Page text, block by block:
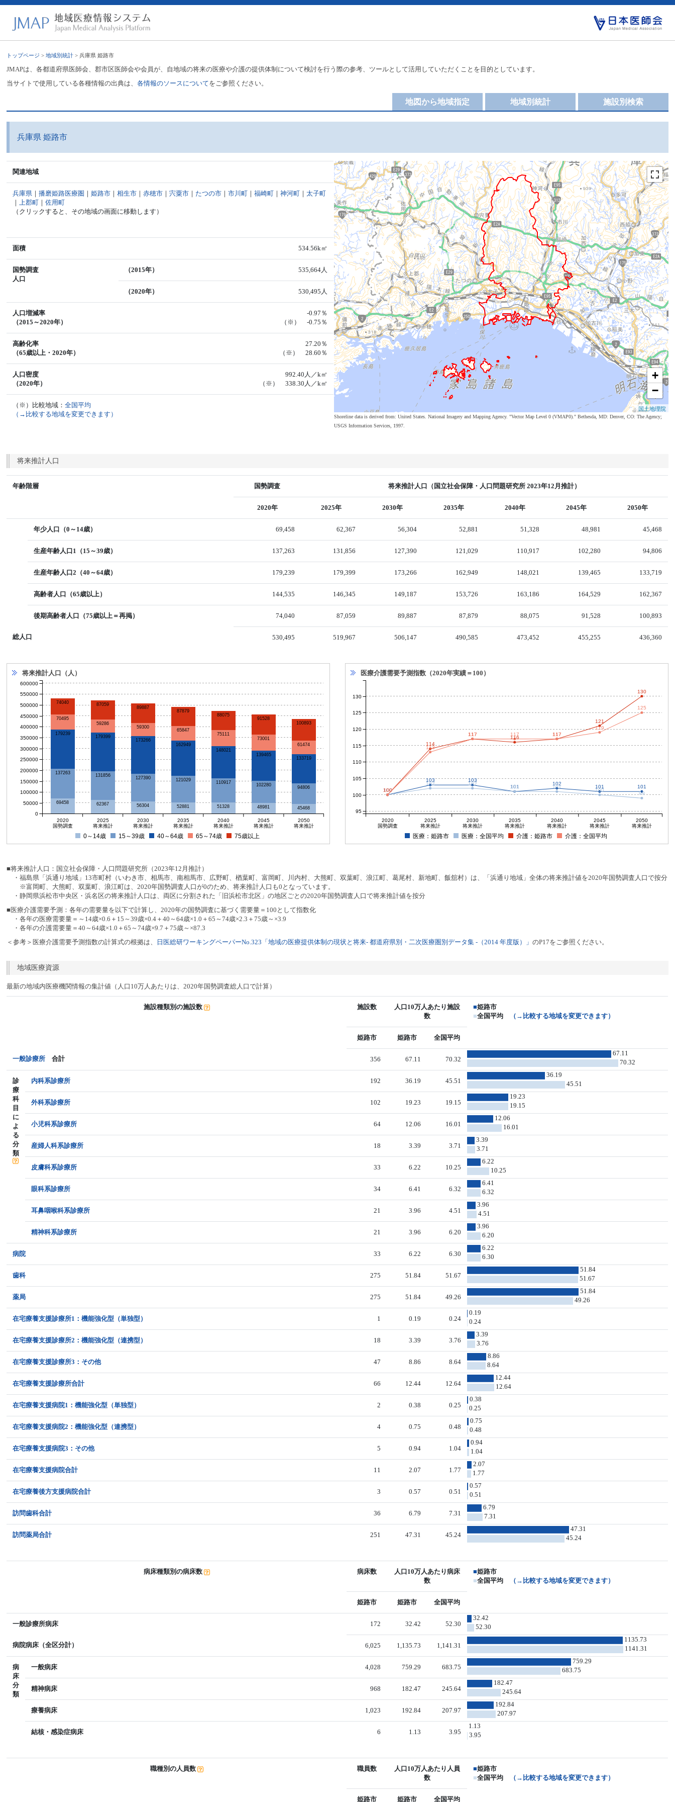
トップページ >地域別統計 > 兵庫県 姫路市
JMAPは、各都道府県医師会、郡市区医師会や会員が、自地域の将来の医療や介護の提供体制について検討を行う際の参考、ツールとして活用していただくことを目的としています。
当サイトで使用している各種情報の出典は、各情報のソースについてをご参照ください。
施設別検索
地域別統計
地図から地域指定
兵庫県 姫路市
関連地域
兵庫県 ｜播磨姫路医療圏 ｜姫路市 ｜相生市 ｜赤穂市 ｜宍粟市 ｜ たつの市 ｜市川町 ｜福崎町 ｜神河町 ｜太子町
｜上郡町 ｜佐用町
（クリックすると、その地域の画面に移動します）
面積 534.56k㎡
国勢調査
人口
（2015年） 535,664人
（2020年） 530,495人
人口増減率
（2015～2020年）
-0.97％
（※） -0.75％
高齢化率
（65歳以上・2020年）
27.20％
（※） 28.60％
人口密度
（2020年）
992.40人／k㎡
（※） 338.30人／k㎡
（※）比較地域：全国平均
（→比較する地域を変更できます）
+
−
国土地理院
Shoreline data is derived from: United States. National Imagery and Mapping Agency. "Vector Map Level 0 (VMAP0)." Bethesda, MD: Denver, CO: The Agency;
USGS Information Services, 1997.
将来推計人口
年齢階層 国勢調査 将来推計人口（国立社会保障・人口問題研究所 2023年12月推計）
2020年 2025年 2030年 2035年 2040年 2045年 2050年
年少人口（0～14歳） 69,458 62,367 56,304 52,881 51,328 48,981 45,468
生産年齢人口1（15～39歳） 137,263 131,856 127,390 121,029 110,917 102,280 94,806
生産年齢人口2（40～64歳） 179,239 179,399 173,266 162,949 148,021 139,465 133,719
高齢者人口（65歳以上） 144,535 146,345 149,187 153,726 163,186 164,529 162,367
後期高齢者人口（75歳以上＝再掲） 74,040 87,059 89,887 87,879 88,075 91,528 100,893
総人口 530,495 519,967 506,147 490,585 473,452 455,255 436,360
将来推計人口（人）
69458 62367 56304 52881 51328 48981 45468
137263
131856 127390 121029
110917 102280 94806
179239
179399
173266
162949
148021
139465
133719
70495
59286
59300
65847
75111
73001
61474
74040 87059
89887
87879
88075
91528
100893
2020
国勢調査
2025
将来推計
2030
将来推計
2035
将来推計
2040
将来推計
2045
将来推計
2050
将来推計
0
50000
100000
150000
200000
250000
300000
350000
400000
450000
500000
550000
600000
0～14歳 15～39歳 40～64歳 65～74歳 75歳以上
医療介護需要予測指数（2020年実績＝100）
100
103
103
101
102
101 101
100
102 102
101 101
100
99
100
114
117
116
117
121
130
100
113
117 117 117
119
125
2020
国勢調査
2025
将来推計
2030
将来推計
2035
将来推計
2040
将来推計
2045
将来推計
2050
将来推計
100
105
110
115
120
125
130
95
医療：姫路市 医療：全国平均 介護：姫路市 介護：全国平均
■将来推計人口：国立社会保障・人口問題研究所（2023年12月推計）
・福島県「浜通り地域」13市町村（いわき市、相馬市、南相馬市、広野町、楢葉町、富岡町、川内村、大熊町、双葉町、浪江町、葛尾村、新地町、飯舘村）は、「浜通り地域」全体の将来推計値を2020年国勢調査人口で按分
※富岡町、大熊町、双葉町、浪江町は、2020年国勢調査人口が0のため、将来推計人口も0となっています。
・静岡県浜松市中央区・浜名区の将来推計人口は、両区に分割された「旧浜松市北区」の地区ごとの2020年国勢調査人口で将来推計値を按分
■医療介護需要予測：各年の需要量を以下で計算し、2020年の国勢調査に基づく需要量＝100として指数化
・各年の医療需要量＝～14歳×0.6＋15～39歳×0.4＋40～64歳×1.0＋65～74歳×2.3＋75歳～×3.9
・各年の介護需要量＝40～64歳×1.0＋65～74歳×9.7＋75歳～×87.3
＜参考＞医療介護需要予測指数の計算式の根拠は、
日医総研ワーキングペーパーNo.323「地域の医療提供体制の現状と将来- 都道府県別・二次医療圏別データ集 -（2014 年度版）」のP17をご参照ください。
地域医療資源
最新の地域内医療機関情報の集計値（人口10万人あたりは、2020年国勢調査総人口で計算）
施設種類別の施設数 施設数
人口10万人あたり施設
数
■姫路市
■全国平均 （→比較する地域を変更できます）
姫路市 姫路市 全国平均
一般診療所 合計 356 67.11 70.32
67.11
70.32
診
療
科
目
に
よ
る
分
類
内科系診療所 192 36.19 45.51
36.19
45.51
外科系診療所 102 19.23 19.15
19.23
19.15
小児科系診療所 64 12.06 16.01
12.06
16.01
産婦人科系診療所 18 3.39 3.71
3.39
3.71
皮膚科系診療所 33 6.22 10.25
6.22
10.25
眼科系診療所 34 6.41 6.32
6.41
6.32
耳鼻咽喉科系診療所 21 3.96 4.51
3.96
4.51
精神科系診療所 21 3.96 6.20
3.96
6.20
病院 33 6.22 6.30
6.22
6.30
歯科 275 51.84 51.67
51.84
51.67
薬局 275 51.84 49.26
51.84
49.26
在宅療養支援診療所1：機能強化型（単独型） 1 0.19 0.24
0.19
0.24
在宅療養支援診療所2：機能強化型（連携型） 18 3.39 3.76
3.39
3.76
在宅療養支援診療所3：その他 47 8.86 8.64
8.86
8.64
在宅療養支援診療所合計 66 12.44 12.64
12.44
12.64
在宅療養支援病院1：機能強化型（単独型） 2 0.38 0.25
0.38
0.25
在宅療養支援病院2：機能強化型（連携型） 4 0.75 0.48
0.75
0.48
在宅療養支援病院3：その他 5 0.94 1.04
0.94
1.04
在宅療養支援病院合計 11 2.07 1.77
2.07
1.77
在宅療養後方支援病院合計 3 0.57 0.51
0.57
0.51
訪問歯科合計 36 6.79 7.31
6.79
7.31
訪問薬局合計 251 47.31 45.24
47.31
45.24
病床種類別の病床数 病床数
人口10万人あたり病床
数
■姫路市
■全国平均 （→比較する地域を変更できます）
姫路市 姫路市 全国平均
一般診療所病床 172 32.42 52.30
32.42
52.30
病院病床（全区分計） 6,025 1,135.73 1,141.31
1135.73
1141.31
病
床
分
類
一般病床 4,028 759.29 683.75
759.29
683.75
精神病床 968 182.47 245.64
182.47
245.64
療養病床 1,023 192.84 207.97
192.84
207.97
結核・感染症病床 6 1.13 3.95
1.13
3.95
職種別の人員数 職員数
人口10万人あたり人員
数
■姫路市
■全国平均 （→比較する地域を変更できます）
姫路市 姫路市 全国平均